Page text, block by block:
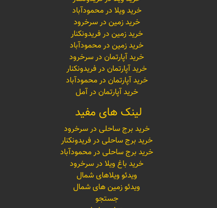
خرید ویلا در محمودآباد
خرید زمین در سرخرود
خرید زمین در فریدونکنار
خرید زمین در محمودآباد
خرید آپارتمان در سرخرود
خرید آپارتمان در فریدونکنار
خرید آپارتمان در محمودآباد
خرید آپارتمان در آمل
لینک های مفید
خرید برج ساحلی در سرخرود
خرید برج ساحلی در فریدونکنار
خرید برج ساحلی در محمودآباد
خرید باغ ویلا در سرخرود
ویدئو ویلاهای شمال
ویدئو زمین های شمال
جستجو